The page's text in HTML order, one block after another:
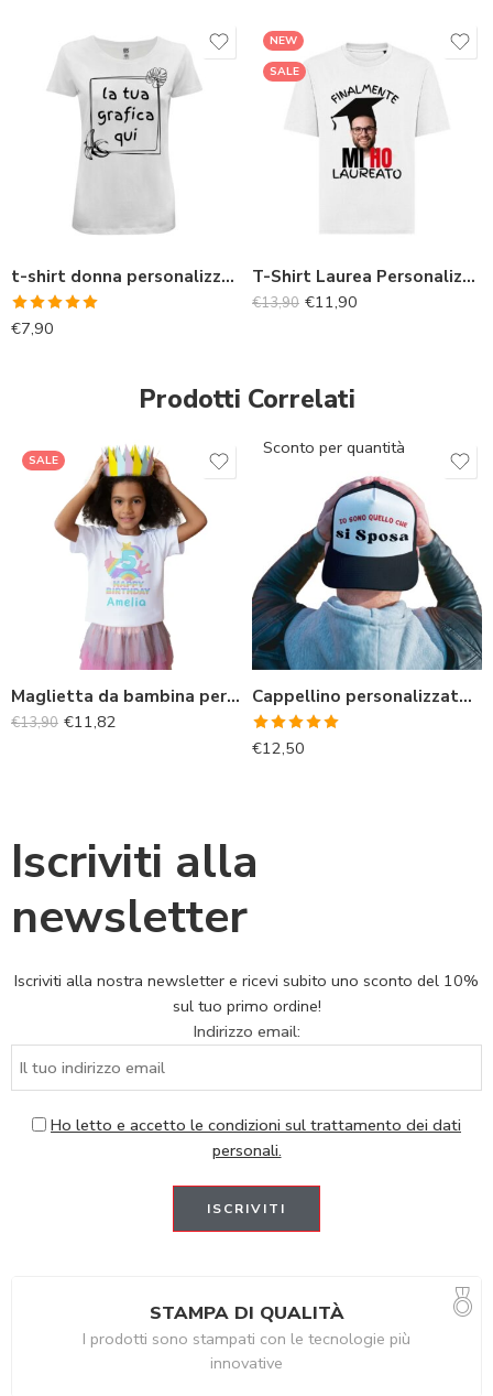
t-shirt donna personalizza online
Valutato
5.00su 5
€7,90
NEW
SALE
T-Shirt Laurea Personalizzata con Foto e Frase “Finalmente mi ho laureato”
€13,90 €11,90
Prodotti Correlati
SALE
Maglietta da bambina personalizzata per il compleanno
€13,90 €11,82
Sconto per quantità
Cappellino personalizzato per occasioni speciali, addio al celibato o compleanno, personalizza con il tuo testo
Valutato
5.00su 5
€12,50
Iscriviti alla
newsletter
Iscriviti alla nostra newsletter e ricevi subito uno sconto del 10%
sul tuo primo ordine!
Indirizzo email:
Ho letto e accetto le condizioni sul trattamento dei dati
personali.
STAMPA DI QUALITÀ
I prodotti sono stampati con le tecnologie più
innovative